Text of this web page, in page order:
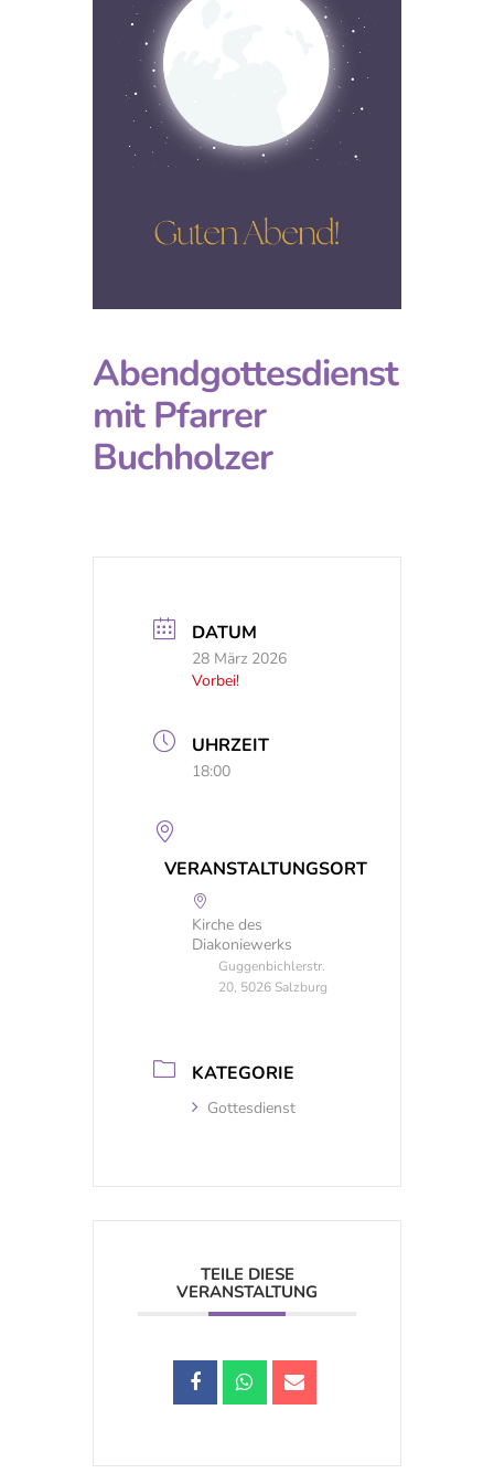
Abendgottesdienst
mit Pfarrer
Buchholzer
DATUM
28 März 2026
Vorbei!
UHRZEIT
18:00
VERANSTALTUNGSORT
Kirche des
Diakoniewerks
Guggenbichlerstr.
20, 5026 Salzburg
KATEGORIE
Gottesdienst
TEILE DIESE
VERANSTALTUNG